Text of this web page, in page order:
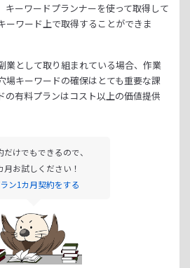
キーワードプランナーを使って取得して
ーワード上で取得することができま
として取り組まれている場合、 作業
場キーワードの確保はとても重要な課
の有料プランはコスト以上の価値提供
だけでもできるので、
月お試しください！
ン1カ月契約をする